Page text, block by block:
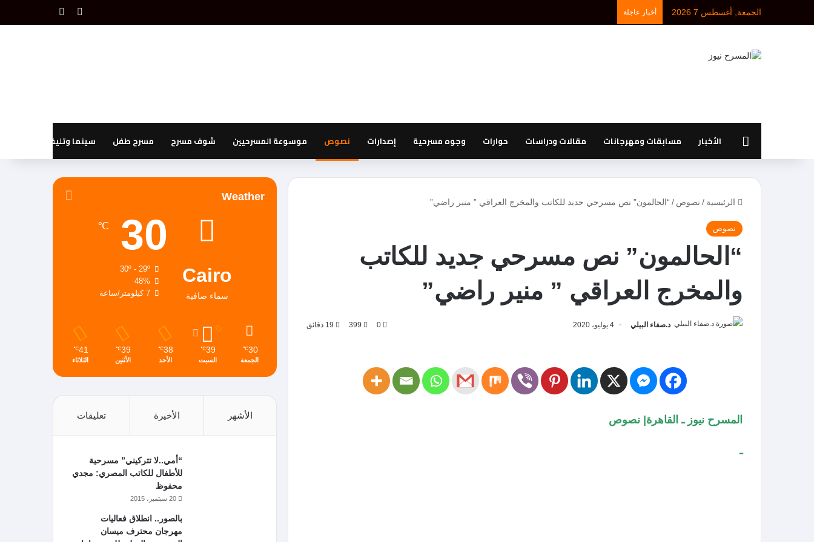
الجمعة, أغسطس 7 2026 أخبار عاجلة إضافة عمود جانبي
الرئيسيةالأخبار مسابقات ومهرجانات مقالات ودراسات حوارات وجوه مسرحية إصدارات نصوص موسوعة المسرحيين شوف مسرح مسرح طفل سينما وتليفزيون
الرئيسية / نصوص / “الحالمون” نص مسرحي جديد للكاتب والمخرج العراقي ” منير راضي”
نصوص
“الحالمون” نص مسرحي جديد للكاتب
والمخرج العراقي ” منير راضي”
د.صفاء البيلي 4 يوليو، 2020 0
399
المسرح نيوز ـ القاهرة| نصوص
ـ
Weather
Cairo
سماء صافية
30
℃
30º - 29º
48%
7 كيلومتر/ساعة
30
℃
الجمعة
39
℃
السبت
38
℃
الأحد
39
℃
الأثنين
41
℃
الثلاثاء
الأشهر الأخيرة تعليقات
“أمي..لا تتركيني” مسرحية
للأطفال للكاتب المصري: مجدي
محفوظ
20 سبتمبر، 2015
بالصور.. انطلاق فعاليات
مهرجان محترف ميسان